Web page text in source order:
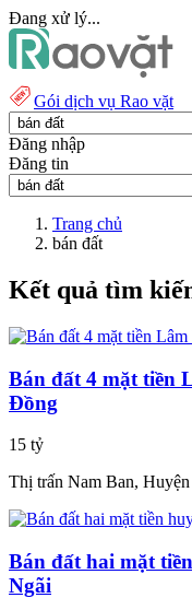
Đang xử lý...
Gói dịch vụ Rao vặt
Đăng nhập
Đăng tin
Trang chủ
bán đất
Kết quả tìm
Bán đất 4 mặt tiền
Đồng
15 tỷ
Thị trấn Nam Ban,
Bán đất hai mặt
Ngãi